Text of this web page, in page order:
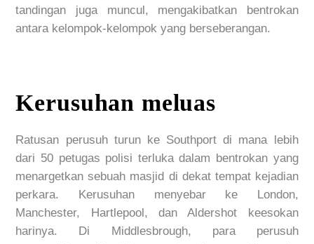
tandingan juga muncul, mengakibatkan bentrokan
antara kelompok-kelompok yang berseberangan.
Kerusuhan meluas
Ratusan perusuh turun ke Southport di mana lebih
dari 50 petugas polisi terluka dalam bentrokan yang
menargetkan sebuah masjid di dekat tempat kejadian
perkara.
Kerusuhan menyebar ke London,
Manchester, Hartlepool, dan Aldershot keesokan
harinya. Di Middlesbrough, para perusuh